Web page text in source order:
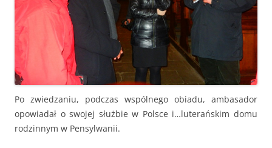
Po zwiedzaniu, podczas wspólnego obiadu, ambasador
opowiadał o swojej służbie w Polsce i…luterańskim domu
rodzinnym w Pensylwanii.